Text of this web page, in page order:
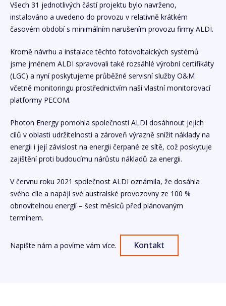
Všech 31 jednotlivých částí projektu bylo navrženo,
instalováno a uvedeno do provozu v relativně krátkém
časovém období s minimálním narušením provozu firmy ALDI.
Kromě návrhu a instalace těchto fotovoltaických systémů
jsme jménem ALDI spravovali také rozsáhlé výrobní certifikáty
(LGC) a nyní poskytujeme průběžné servisní služby O&M
včetně monitoringu prostřednictvím naší vlastní monitorovací
platformy PECOM.
Photon Energy pomohla společnosti ALDI dosáhnout jejích
cílů v oblasti udržitelnosti a zároveň výrazně snížit náklady na
energii i její závislost na energii čerpané ze sítě, což poskytuje
zajištění proti budoucímu nárůstu nákladů za energii.
V červnu roku 2021 společnost ALDI oznámila, že dosáhla
svého cíle a napájí své australské provozovny ze 100 %
obnovitelnou energií – šest měsíců před plánovaným
termínem.
Napište nám a povíme vám více. Kontakt